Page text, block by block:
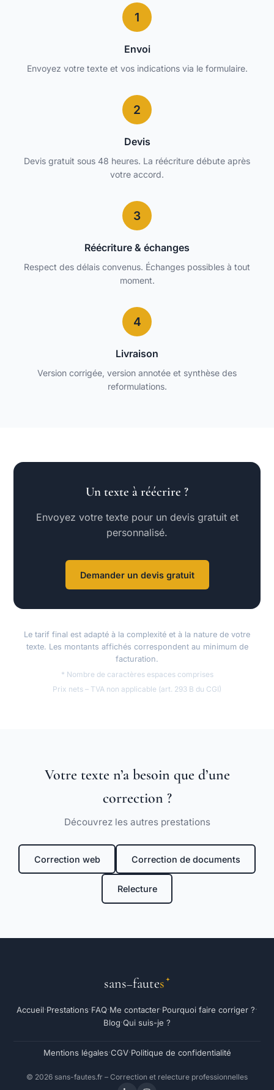
1
Envoi
Envoyez votre texte et vos indications via le formulaire.
2
Devis
Devis gratuit sous 48 heures. La réécriture débute après
votre accord.
3
Réécriture & échanges
Respect des délais convenus. Échanges possibles à tout
moment.
4
Livraison
Version corrigée, version annotée et synthèse des
reformulations.
Un texte à réécrire ?
Envoyez votre texte pour un devis gratuit et
personnalisé.
Demander un devis gratuit
Le tarif final est adapté à la complexité et à la nature de votre
texte. Les montants affichés correspondent au minimum de
facturation.
* Nombre de caractères espaces comprises
Prix nets – TVA non applicable (art. 293 B du CGI)
Votre texte n’a besoin que d’une
correction ?
Découvrez les autres prestations
Correction web Correction de documents
Relecture
sans–fautes
Accueil·Prestations·FAQ·Me contacter·Pourquoi faire corriger ?·
Blog·Qui suis-je ?
Mentions légales·CGV·Politique de confidentialité
© 2026 sans-fautes.fr – Correction et relecture professionnelles